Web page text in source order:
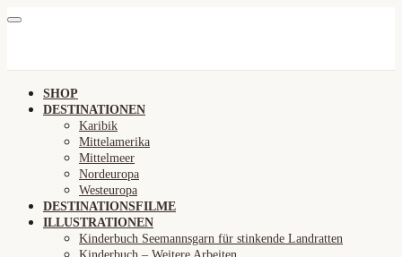
SHOP
DESTINATIONEN
Karibik
Mittelamerika
Mittelmeer
Nordeuropa
Westeuropa
DESTINATIONSFILME
ILLUSTRATIONEN
Kinderbuch Seemannsgarn für stinkende Landratten